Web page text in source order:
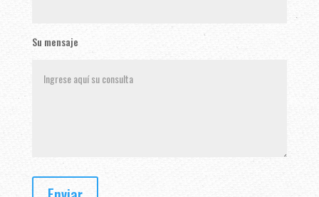
Su mensaje